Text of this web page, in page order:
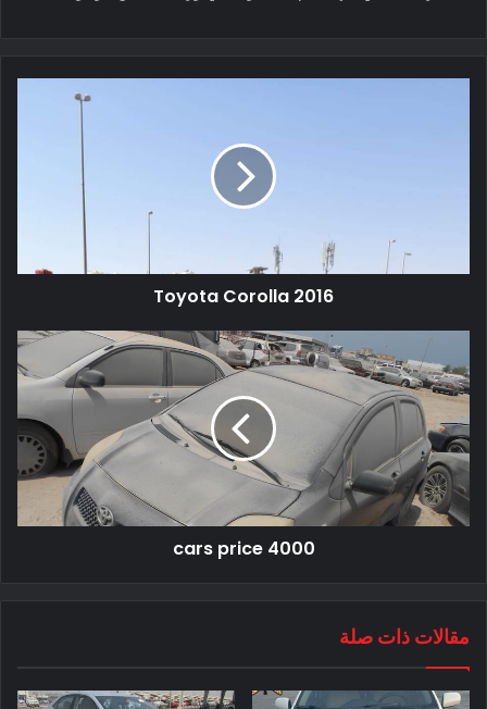
Toyota Corolla 2016
cars price 4000
مقالات ذات صلة